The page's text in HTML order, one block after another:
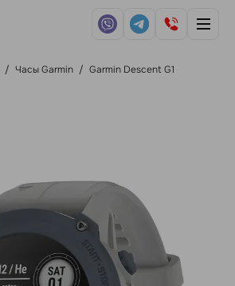
/ Часы Garmin / Garmin Descent G1